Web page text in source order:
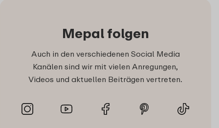
Mepal folgen
Auch in den verschiedenen Social Media
Kanälen sind wir mit vielen Anregungen,
Videos und aktuellen Beiträgen vertreten.